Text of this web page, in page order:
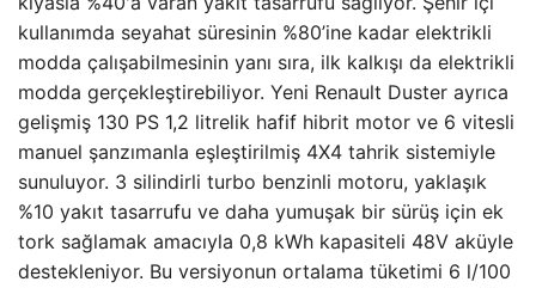
kullanımda seyahat süresinin %80’ine kadar elektrikli
modda çalışabilmesinin yanı sıra, ilk kalkışı da elektrikli
modda gerçekleştirebiliyor. Yeni Renault Duster ayrıca
gelişmiş 130 PS 1,2 litrelik hafif hibrit motor ve 6 vitesli
manuel şanzımanla eşleştirilmiş 4X4 tahrik sistemiyle
sunuluyor. 3 silindirli turbo benzinli motoru, yaklaşık
%10 yakıt tasarrufu ve daha yumuşak bir sürüş için ek
tork sağlamak amacıyla 0,8 kWh kapasiteli 48V aküyle
destekleniyor. Bu versiyonun ortalama tüketimi 6 l/100